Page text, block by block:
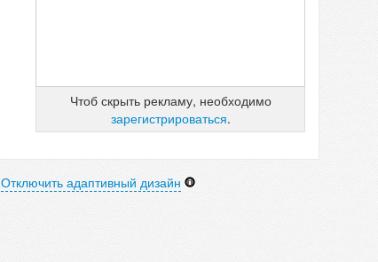
Чтоб скрыть рекламу, необходимо
зарегистрироваться.
Отключить адаптивный дизайн